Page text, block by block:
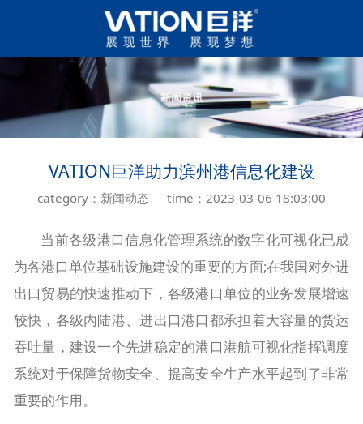
VATION巨洋助力滨州港信息化建设
category：新闻动态 time：2023-03-06 18:03:00
当前各级港口信息化管理系统的数字化可视化已成
为各港口单位基础设施建设的重要的方面;在我国对外进
出口贸易的快速推动下，各级港口单位的业务发展增速
较快，各级内陆港、进出口港口都承担着大容量的货运
吞吐量，建设一个先进稳定的港口港航可视化指挥调度
系统对于保障货物安全、提高安全生产水平起到了非常
重要的作用。